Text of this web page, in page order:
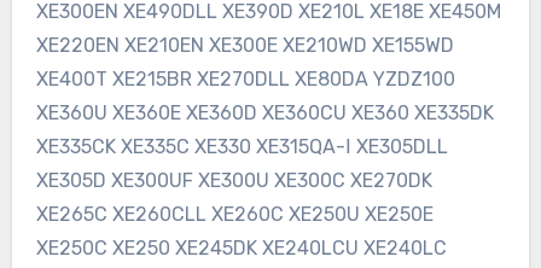
XE300EN XE490DLL XE390D XE210L XE18E XE450M
XE220EN XE210EN XE300E XE210WD XE155WD
XE400T XE215BR XE270DLL XE80DA YZDZ100
XE360U XE360E XE360D XE360CU XE360 XE335DK
XE335CK XE335C XE330 XE315QA-Ⅰ XE305DLL
XE305D XE300UF XE300U XE300C XE270DK
XE265C XE260CLL XE260C XE250U XE250E
XE250C XE250 XE245DK XE240LCU XE240LC